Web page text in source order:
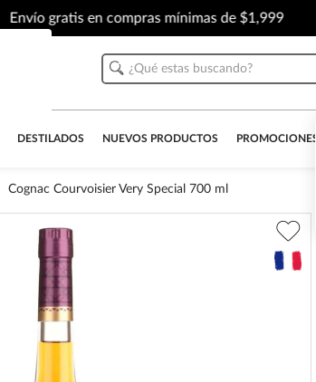
Envío gratis en compras mínimas de $1,999
¿Qué estas buscando?
DESTILADOS NUEVOS PRODUCTOS PROMOCIONES
Cognac Courvoisier Very Special 700 ml